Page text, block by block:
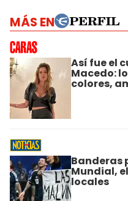
MÁS EN
Así fue el
Macedo:
colores,
Banderas
Mundial,
locales